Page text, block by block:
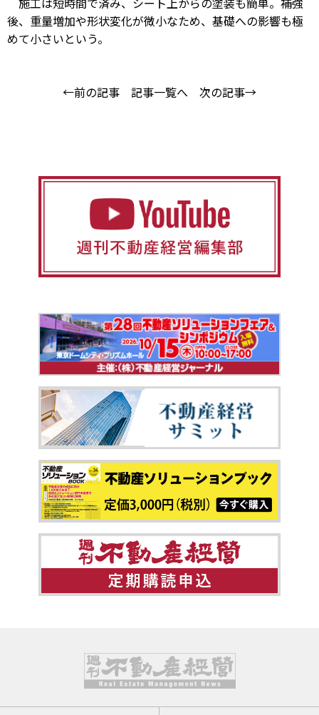
後、重量増加や形状変化が微小なため、基礎への影響も極
めて小さいという。
←前の記事 記事一覧へ 次の記事→